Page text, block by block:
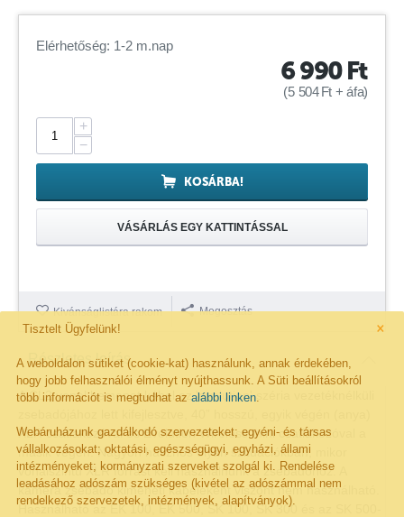
×
Tisztelt Ügyfelünk!
A weboldalon sütiket (cookie-kat) használunk, annak érdekében,
hogy jobb felhasználói élményt nyújthassunk. A Süti beállításokról
több információt is megtudhat az alábbi linken
Webáruházunk gazdálkodó szervezeteket; egyéni- és társas
vállalkozásokat; oktatási, egészségügyi, egyházi, állami
intézményeket; kormányzati szerveket szolgál ki. Rendelése
leadásához adószám szükséges (kivétel az adószámmal nem
rendelkező szervezetek, intézmények, alapítványok).
Elérhetőség: 1-2 m.nap
6 990Ft
(5 504Ft + áfa)
+
−
KOSÁRBA!
VÁSÁRLÁS EGY KATTINTÁSSAL
Kivánságlistára rakom Megosztás
Részletes leírás
A CL2 vonal bemenet kábel az 'evolution' széria vezetéknélküli
XLR csatlakozóval és Evolution Wireless mini csatlakozóval a
másik végén. Nagyon hasznos olyan szituációkban, mikor
vonalszintű XLR forrást kell használnunk a zsebadóhoz. A
kamera zsebadó kimeneti kábeleként viszont nem használható.
Használható az EK 100, EK 500, SK 100, SK 300 és az SK 500-